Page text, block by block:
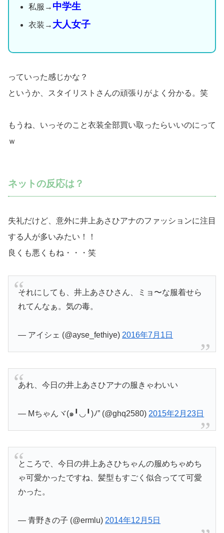
私服→ 中学生
衣装→ 大人女子
っていった感じかな？
というか、スタイリストさんの頑張りがよく分かる。笑
もうね、いっそのこと衣装全部買い取ったらいいのにって
ｗ
ネットの反応は？
失礼だけど、意外に井上あさひアナのファッションに注目
する人が多いみたい！！
良くも悪くもね・・・笑
それにしても、井上あさひさん、ミョ〜な服着せら
れてんなぁ。気の毒。
— アイシェ (@ayse_fethiye) 2016年7月1日
あれ、今日の井上あさひアナの服きゃわいい
— Mちゃんヾ(๑╹◡╹)ﾉ” (@ghq2580) 2015年2月23日
ところで、今日の井上あさひちゃんの服めちゃめち
ゃ可愛かったですね、髪型もすごく似合ってて可愛
かった。
— 青野きの子 (@ermlu) 2014年12月5日